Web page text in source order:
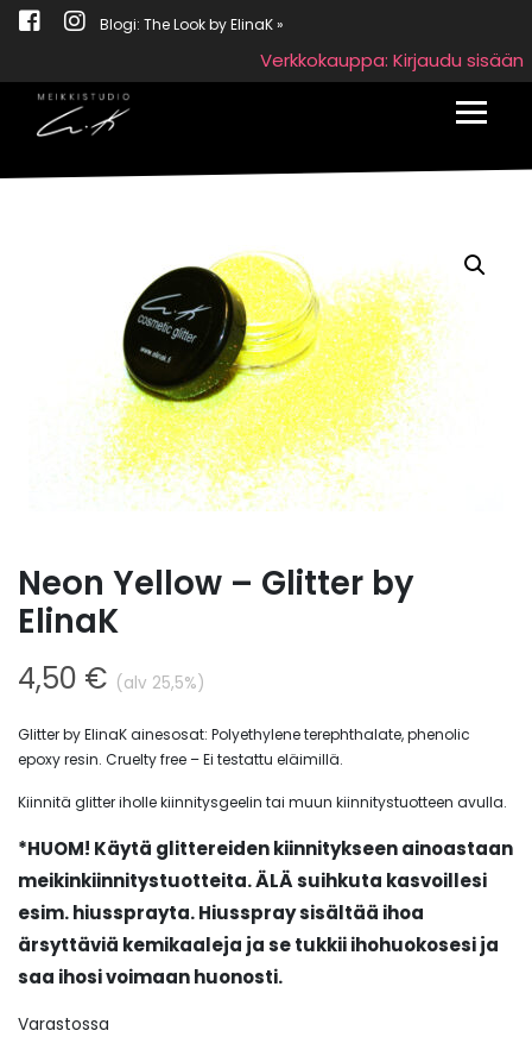
Blogi: The Look by ElinaK »
Verkkokauppa: Kirjaudu sisään
Neon Yellow – Glitter by
ElinaK
4,50 € (alv 25,5%)
Glitter by ElinaK ainesosat: Polyethylene terephthalate, phenolic
epoxy resin. Cruelty free – Ei testattu eläimillä.
Kiinnitä glitter iholle kiinnitysgeelin tai muun kiinnitystuotteen avulla.
*HUOM! Käytä glittereiden kiinnitykseen ainoastaan
meikinkiinnitystuotteita. ÄLÄ suihkuta kasvoillesi
esim. hiussprayta.Hiusspray sisältää ihoa
ärsyttäviä kemikaaleja ja se tukkii ihohuokosesi ja
saa ihosi voimaan huonosti.
Varastossa